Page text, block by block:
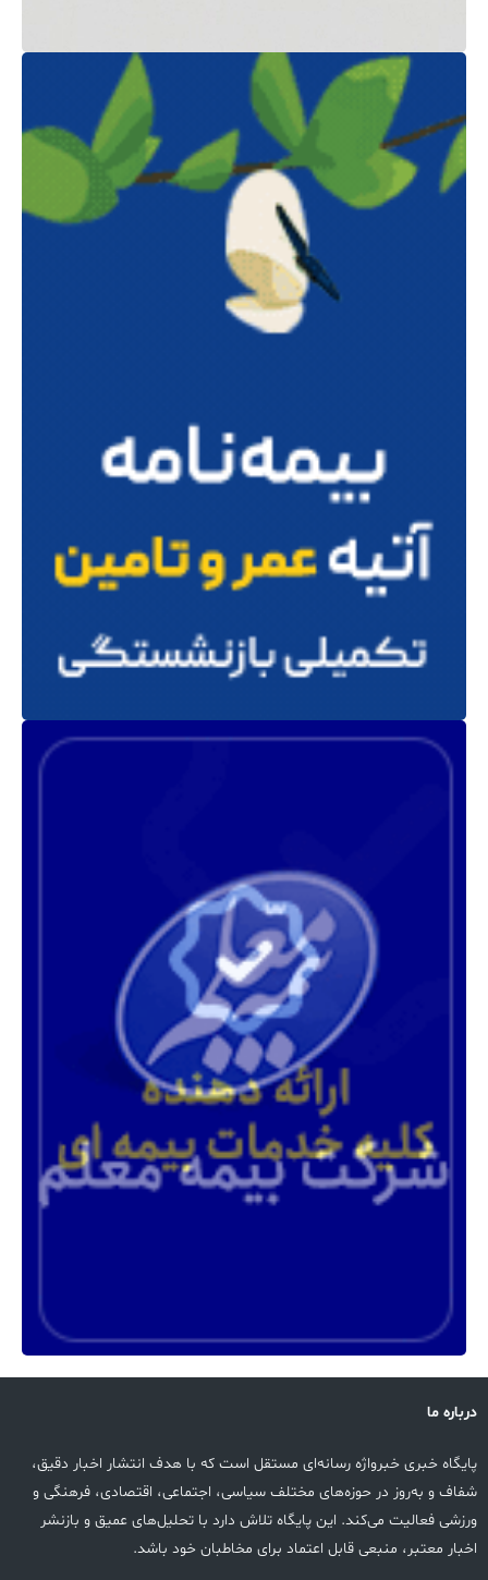
درباره ما
پایگاه خبری خبرواژه رسانه‌ای مستقل است که با هدف انتشار اخبار دقیق،
شفاف و به‌روز در حوزه‌های مختلف سیاسی، اجتماعی، اقتصادی، فرهنگی و
ورزشی فعالیت می‌کند. این پایگاه تلاش دارد با تحلیل‌های عمیق و بازنشر
اخبار معتبر، منبعی قابل اعتماد برای مخاطبان خود باشد.